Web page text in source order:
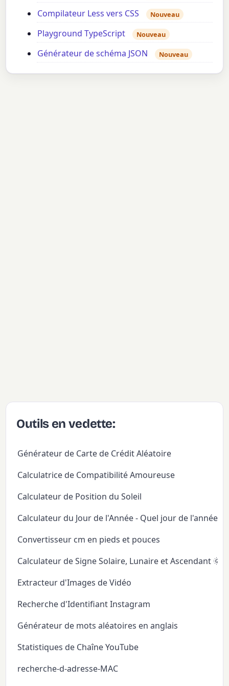
Compilateur Less vers CSS Nouveau
Playground TypeScript Nouveau
Générateur de schéma JSON Nouveau
Outils en vedette:
Générateur de Carte de Crédit Aléatoire
Calculatrice de Compatibilité Amoureuse
Calculateur de Position du Soleil
Calculateur du Jour de l'Année - Quel jour de l'année
Convertisseur cm en pieds et pouces
Calculateur de Signe Solaire, Lunaire et Ascendant
Extracteur d'Images de Vidéo
Recherche d'Identifiant Instagram
Générateur de mots aléatoires en anglais
Statistiques de Chaîne YouTube
recherche-d-adresse-MAC